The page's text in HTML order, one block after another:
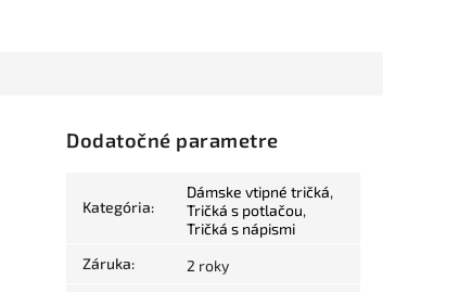
Dodatočné parametre
Kategória:
Dámske vtipné tričká,
Tričká s potlačou,
Tričká s nápismi
Záruka: 2 roky